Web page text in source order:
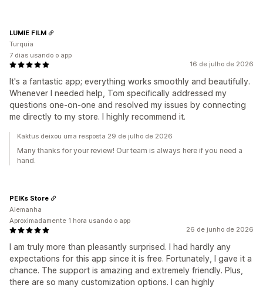
16 de julho de 2026
It's a fantastic app; everything works smoothly and beautifully.
Whenever I needed help, Tom specifically addressed my
questions one-on-one and resolved my issues by connecting
me directly to my store. I highly recommend it.
LUMIE FILM
Turquia
7 dias usando o app
Kaktus deixou uma resposta 29 de julho de 2026
Many thanks for your review! Our team is always here if you need a
hand.
26 de junho de 2026
I am truly more than pleasantly surprised. I had hardly any
expectations for this app since it is free. Fortunately, I gave it a
chance. The support is amazing and extremely friendly. Plus,
there are so many customization options. I can highly
PEIKs Store
Alemanha
Aproximadamente 1 hora usando o app